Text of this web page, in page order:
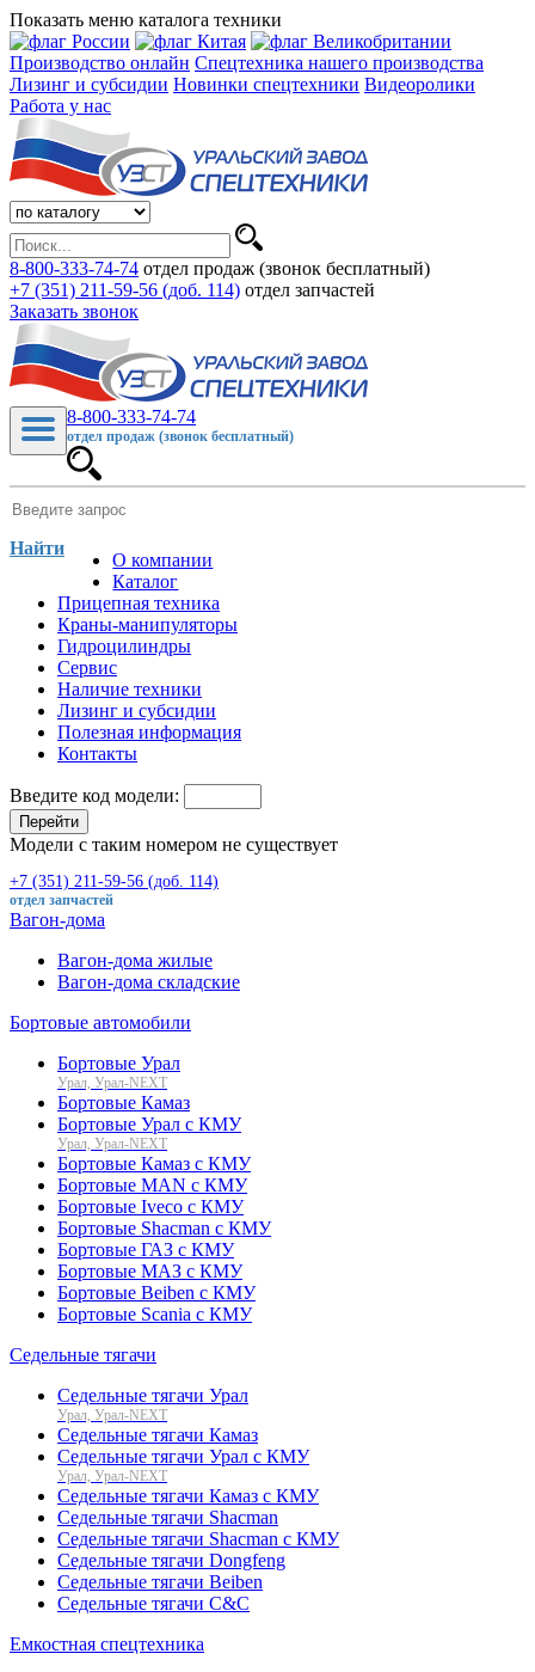
Показать меню каталога техники
Производство онлайн Спецтехника нашего производства
Лизинг и субсидии Новинки спецтехники Видеоролики
Работа у нас
8-800-333-74-74 отдел продаж (звонок бесплатный)
+7 (351) 211-59-56 (доб. 114) отдел запчастей
Заказать звонок
8-800-333-74-74
отдел продаж (звонок бесплатный)
Найти
О компании
Каталог
Прицепная техника
Краны-манипуляторы
Гидроцилиндры
Сервис
Наличие техники
Лизинг и субсидии
Полезная информация
Контакты
Введите код модели:
Перейти
Модели с таким номером не существует
+7 (351) 211-59-56 (доб. 114)
отдел запчастей
Вагон-дома
Вагон-дома жилые
Вагон-дома складские
Бортовые автомобили
Бортовые Урал
Урал, Урал-NEXT
Бортовые Камаз
Бортовые Урал с КМУ
Урал, Урал-NEXT
Бортовые Камаз с КМУ
Бортовые MAN с КМУ
Бортовые Iveco с КМУ
Бортовые Shacman с КМУ
Бортовые ГАЗ с КМУ
Бортовые МАЗ с КМУ
Бортовые Beiben с КМУ
Бортовые Scania с КМУ
Седельные тягачи
Седельные тягачи Урал
Урал, Урал-NEXT
Седельные тягачи Камаз
Седельные тягачи Урал с КМУ
Урал, Урал-NEXT
Седельные тягачи Камаз с КМУ
Седельные тягачи Shacman
Седельные тягачи Shacman с КМУ
Седельные тягачи Dongfeng
Седельные тягачи Beiben
Седельные тягачи C&C
Емкостная спецтехника